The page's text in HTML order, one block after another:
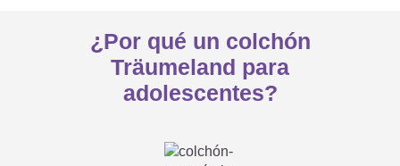
desplegarse?
Mi nuevo colchón infantil y
¿Por qué un colchón
Träumeland para
adolescentes?